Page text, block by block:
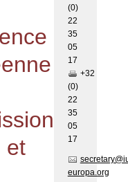
et
(0)
22
35
05
17
+32
(0)
22
35
05
17
europa.org